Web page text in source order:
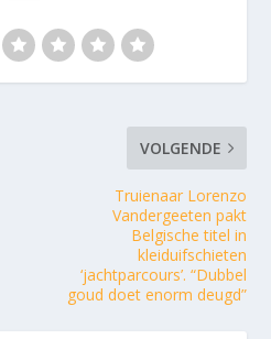
VOLGENDE
Truienaar Lorenzo
Vandergeeten pakt
Belgische titel in
kleiduifschieten
‘jachtparcours’. “Dubbel
goud doet enorm deugd”